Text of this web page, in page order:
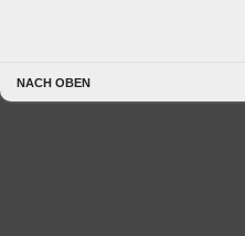
NACH OBEN